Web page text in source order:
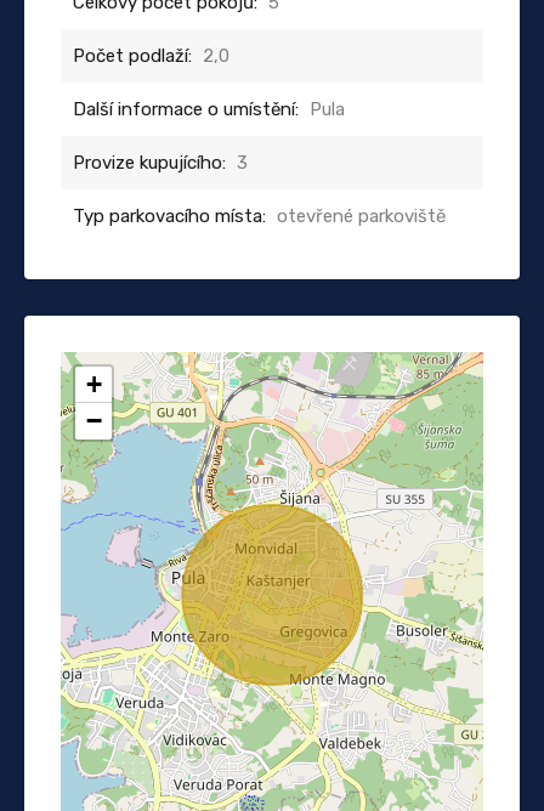
Počet podlaží: 2,0
Další informace o umístění: Pula
Provize kupujícího: 3
Typ parkovacího místa: otevřené parkoviště
+
−